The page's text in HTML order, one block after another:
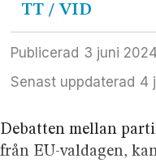
TT / VID
Publicerad
3 juni
Senast uppdaterad
Debatten mellan
från EU-valdagen,